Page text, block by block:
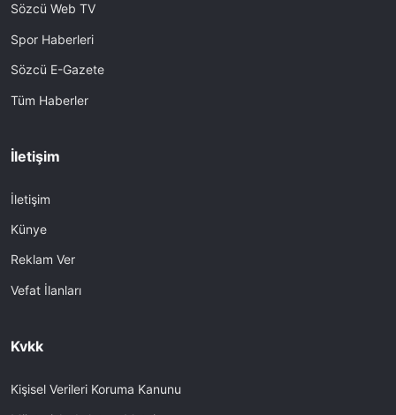
Sözcü Web TV
Spor Haberleri
Sözcü E-Gazete
Tüm Haberler
İletişim
İletişim
Künye
Reklam Ver
Vefat İlanları
Kvkk
Kişisel Verileri Koruma Kanunu